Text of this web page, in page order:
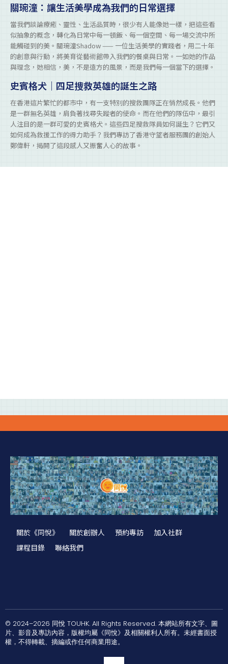
關琬潼：讓生活美學成為我們的日常選擇
當我們談論療癒、靈性、生活品質時，很少有人能像她一樣，把這些看
似抽象的概念，轉化為日常中每一頓飯、每一個空間、每一場交流中所
能觸碰到的美。關琬潼Shadow —— 一位生活美學的實踐者，用二十年
的創意與行動，將美育從藝術館帶入我們的餐桌與日常。一如她的作品
與理念，她相信，美，不是遠方的風景，而是我們每一個當下的選擇。
史賓格犬｜四足搜救英雄的誕生之路
在香港這片繁忙的都市中，有一支特別的搜救團隊正在悄然成長。他們
是一群無名英雄，肩負著找尋失蹤者的使命。而在他們的隊伍中，最引
人注目的是一群可愛的史賓格犬。這些四足搜救隊員如何誕生？它們又
如何成為救援工作的得力助手？我們專訪了香港守望者服務團的創始人
鄭偉軒，揭開了這段感人又振奮人心的故事。
關於《同悅》 關於創辦人 預約專訪
加入社群
課程目錄
聯絡我們
© 2024–2026 同悅 TOUHK. All Rights Reserved. 本網站所有文字、圖
片、影音及專訪內容，版權均屬《同悅》及相關權利人所有。未經書面授
權，不得轉載、摘編或作任何商業用途。